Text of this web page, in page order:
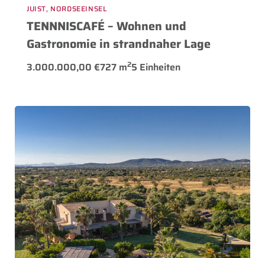
JUIST, NORDSEEINSEL
TENNNISCAFÉ – Wohnen und
Gastronomie in strandnaher Lage
3.000.000,00 €727 m25 Einheiten